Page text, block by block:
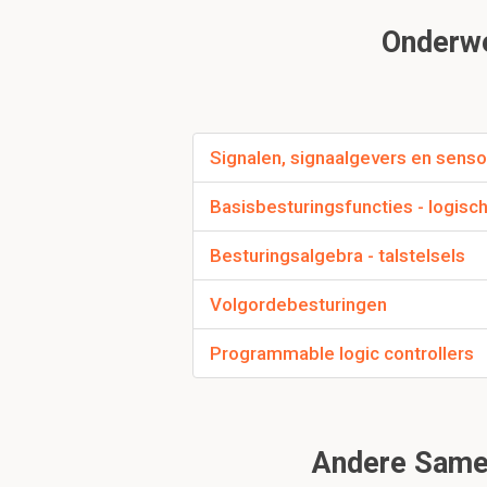
positie
Om
proportionele
Signalen, signaalgevers en
Basisbesturingsfuncties -
Besturingsalgebra - talstelsels
Volgordebesturingen
Programmable logic controllers
Andere